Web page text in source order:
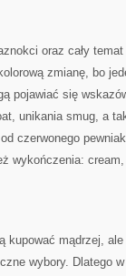
oraz cały
zmianę, bo
pojawiać się
unikania smug, a
czerwonego
wykończenia:
kupować mądrzej,
wybory. Dlatego